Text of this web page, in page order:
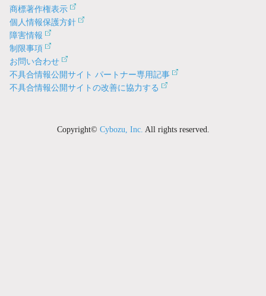
商標著作権表示
個人情報保護方針
障害情報
制限事項
お問い合わせ
不具合情報公開サイト パートナー専用記事
不具合情報公開サイトの改善に協力する
Copyright© Cybozu, Inc. All rights reserved.